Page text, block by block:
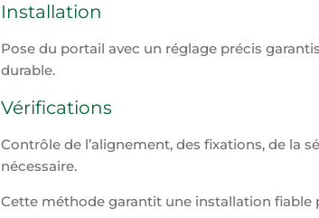
Installation
Pose du portail avec un réglage précis
durable.
Vérifications
Contrôle de l’alignement, des fixations, de la
nécessaire.
Cette méthode garantit une installation fiable